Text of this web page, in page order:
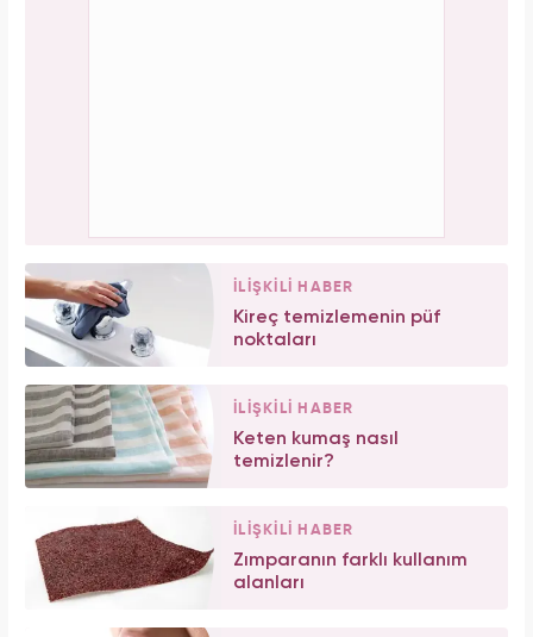
İLİŞKİLİ HABER
Kireç temizlemenin püf
noktaları
İLİŞKİLİ HABER
Keten kumaş nasıl
temizlenir?
İLİŞKİLİ HABER
Zımparanın farklı kullanım
alanları